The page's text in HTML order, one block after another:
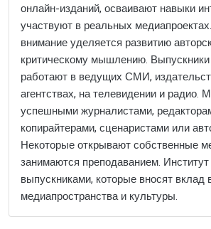
онлайн-изданий, осваивают навыки
участвуют в реальных
внимание уделяется развитию
критическому мышлению. Выпускники
работают в ведущих СМИ,
агентствах, на телевидении и радио.
успешными журналистами,
копирайтерами, сценаристами или
Некоторые открывают собственные
занимаются преподаванием.
выпускниками, которые вносят вклад
медиапространства и культуры.